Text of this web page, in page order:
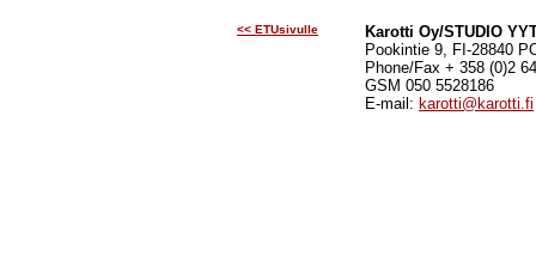
<< ETUsivulle
Karotti Oy/STUDIO
Pookintie 9, FI-28840
Phone/Fax + 358 (0)2
GSM 050 5528186
E-mail: karotti@karotti.fi